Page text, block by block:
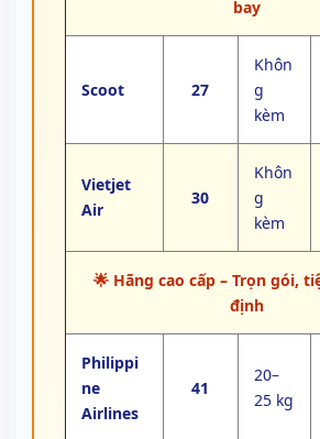
bay
Scoot 27
Khôn
g
kèm
Vietjet
Air
30
Khôn
g
kèm
🌟 Hãng cao cấp – Trọn gói,
định
Philippi
ne
Airlines
41
20–
25 kg